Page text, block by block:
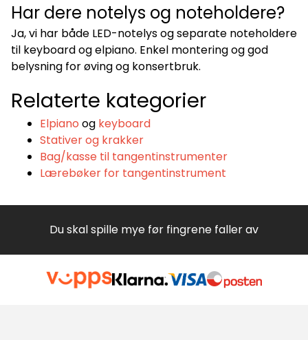
Har dere notelys og noteholdere?
Ja, vi har både LED-notelys og separate noteholdere
til keyboard og elpiano. Enkel montering og god
belysning for øving og konsertbruk.
Relaterte kategorier
Elpiano og keyboard
Stativer og krakker
Bag/kasse til tangentinstrumenter
Lærebøker for tangentinstrument
Du skal spille mye før fingrene faller av